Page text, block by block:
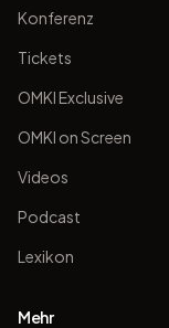
Konferenz
Tickets
OMKI Exclusive
OMKI on Screen
Videos
Podcast
Lexikon
Mehr